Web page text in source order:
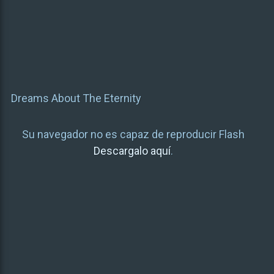
Dreams About The Eternity
Su navegador no es capaz de reproducir Flash
Descargalo aquí.